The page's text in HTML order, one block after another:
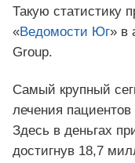
Такую статистику
«Ведомости Юг» в
Group.
Самый крупный
лечения
Здесь в деньгах
достигнув 18,7